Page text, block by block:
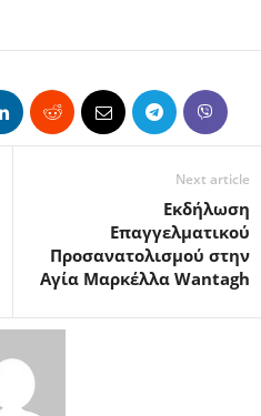
Next article
Εκδήλωση
Επαγγελματικού
Προσανατολισμού στην
Αγία Μαρκέλλα Wantagh